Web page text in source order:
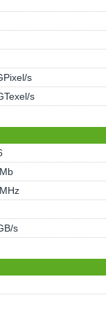
s
s
s